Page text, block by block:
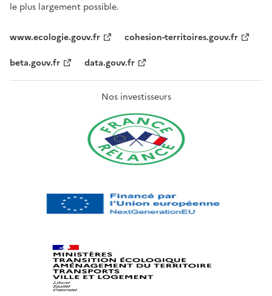
le plus largement possible.
www.ecologie.gouv.fr
cohesion-territoires.gouv.fr
beta.gouv.fr
data.gouv.fr
Nos investisseurs